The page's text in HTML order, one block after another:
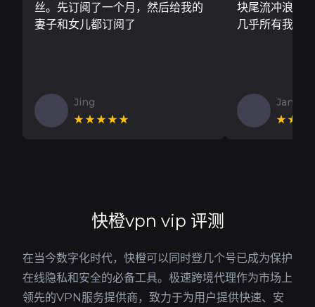
丝。先订阅了一个月，然后给我的
妻子和女儿都订阅了
Jing
★★★★★
块尾流冲浪板
几乎所有我需
Jan V
快橙vpn vip 评测
在当今数字化时代，快橙可以同时登几个号已成为保护
在线隐私和安全的必备工具。极速跨境代理作为市场上
领先的VPN服务提供商，致力于为用户提供快速、安